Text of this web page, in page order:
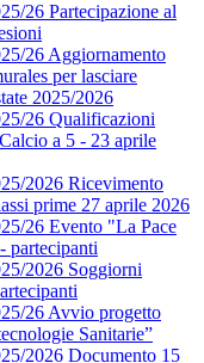
26 Partecipazione al
26 Aggiornamento
per lasciare
2025/2026
26 Qualificazioni
a 5 - 23 aprile
2026 Ricevimento
prime 27 aprile 2026
26 Evento "La Pace
partecipanti
2026 Soggiorni
26 Avvio progetto
Sanitarie”
2026 Documento 15